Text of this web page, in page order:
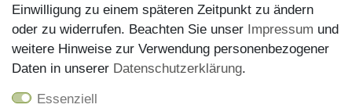
Versand
Einwilligung zu einem späteren Zeitpunkt zu ändern
oder zu widerrufen. Beachten Sie unser Impressum und
weitere Hinweise zur Verwendung personenbezogener
Daten in unserer Daten­schutz­erklärung.
Essenziell